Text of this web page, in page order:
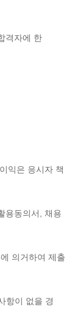
격자에 한
익은 응시자 책
용동의서, 채용
의거하여 제출
항이 없을 경